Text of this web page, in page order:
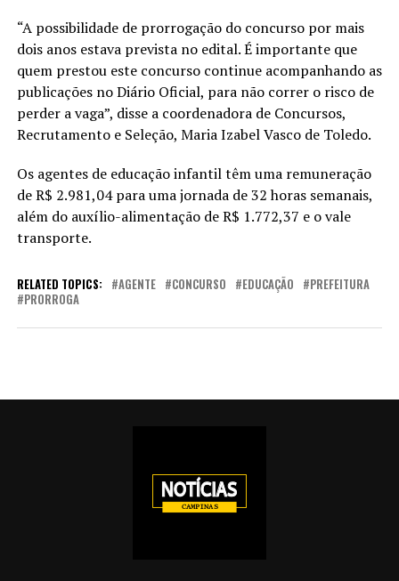
“A possibilidade de prorrogação do concurso por mais
dois anos estava prevista no edital. É importante que
quem prestou este concurso continue acompanhando as
publicações no Diário Oficial, para não correr o risco de
perder a vaga”, disse a coordenadora de Concursos,
Recrutamento e Seleção, Maria Izabel Vasco de Toledo.
Os agentes de educação infantil têm uma remuneração
de R$ 2.981,04 para uma jornada de 32 horas semanais,
além do auxílio-alimentação de R$ 1.772,37 e o vale
transporte.
RELATED TOPICS: AGENTE CONCURSO EDUCAÇÃO
PREFEITURA
PRORROGA